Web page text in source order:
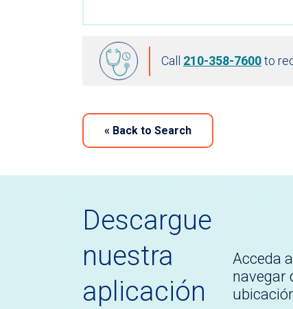
Call 210-358-7600to
« Back to Search
Descargue
nuestra
aplicación
Acceda
navegar